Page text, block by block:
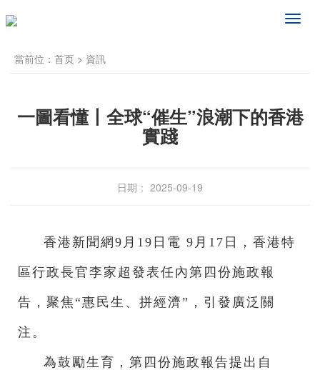
频
當前位： 首页 > 資訊
一圖看懂丨全球“催生”浪潮下的香港
實踐
日期： 2025-09-19
香港新聞網9月19日電 9月17日，香港特
區行政長官李家超發表任內第四份施政報
告，聚焦“惠民生、拼經濟”，引發廣泛關
注。
為鼓勵生育， 第四份施政報告提出自